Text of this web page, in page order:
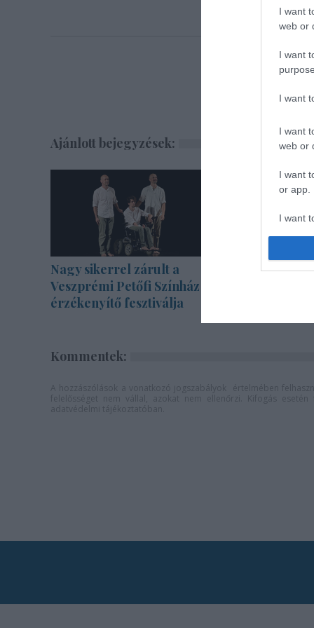
I want
web or
I want
I want
I want
web or
I want
or app.
I want
I want
Ajánlott bejegyzések:
Nagy sikerrel zárult a
Veszprémi Petőfi Színház
érzékenyítő fesztiválja
Kommentek: